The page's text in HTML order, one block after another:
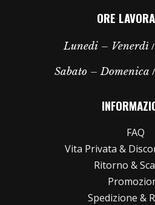
ORE
Lunedi – Venerdì
Sabato – Domenica
FAQ
Vita Privata &
Ritorno &
Spedizione &